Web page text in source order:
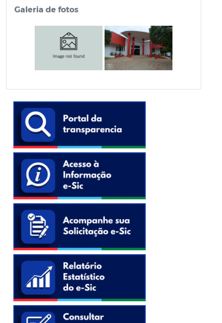
Galeria de fotos